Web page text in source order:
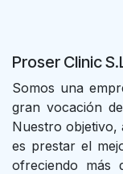
Proser Clinic
Somos una
gran vocación
Nuestro objetivo,
es prestar el
ofreciendo más